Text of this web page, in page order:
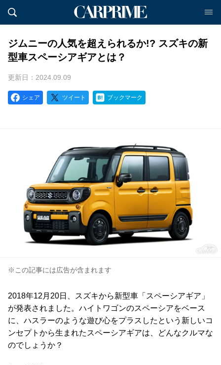
ジムニーの人気を超えられるか!? スズキの新
型車スペーシアギアとは？
更新日：2024.09.09
シェア ツイート ブックマーク
※この記事には広告が含まれます
2018年12月20日、スズキから新型車「スペーシアギア」
が発表されました。ハイトワゴンのスペーシアをベース
に、ハスラーのような遊び心をプラスしたという新しいコ
ンセプトから生まれたスペーシアギアは、どんなクルマな
のでしょうか？